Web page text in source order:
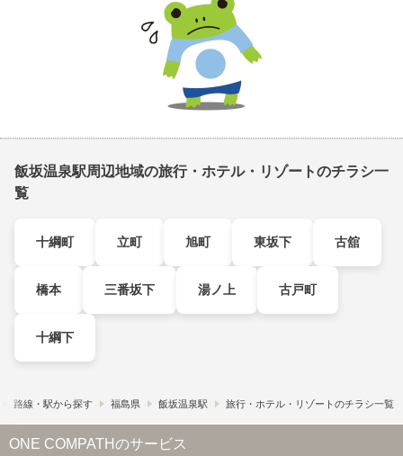
飯坂温泉駅周辺地域の旅行・ホテル・リゾートのチラシ一
覧
十綱町 立町 旭町 東坂下 古舘
橋本 三番坂下 湯ノ上 古戸町
十綱下
路線・駅から探す 福島県 飯坂温泉駅 旅行・ホテル・リゾートのチラシ一覧
ONE COMPATHのサービス